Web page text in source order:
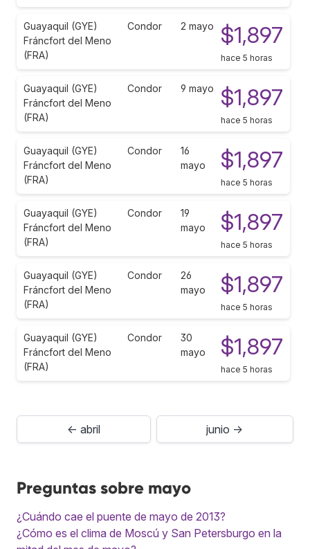
Guayaquil (GYE)
Fráncfort del Meno
(FRA)
Condor 2 mayo $1,897
hace 5 horas
Guayaquil (GYE)
Fráncfort del Meno
(FRA)
Condor 9 mayo $1,897
hace 5 horas
Guayaquil (GYE)
Fráncfort del Meno
(FRA)
Condor
16
mayo
$1,897
hace 5 horas
Guayaquil (GYE)
Fráncfort del Meno
(FRA)
Condor
19
mayo
$1,897
hace 5 horas
Guayaquil (GYE)
Fráncfort del Meno
(FRA)
Condor
26
mayo
$1,897
hace 5 horas
Guayaquil (GYE)
Fráncfort del Meno
(FRA)
Condor
30
mayo
$1,897
hace 5 horas
← abril junio →
Preguntas sobre mayo
¿Cuándo cae el puente de mayo de 2013?
¿Cómo es el clima de Moscú y San Petersburgo en la